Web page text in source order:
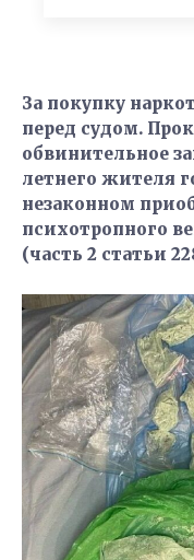
За покупку
перед судом.
обвинительное
летнего жителя
незаконном
психотропного
(часть 2 статьи